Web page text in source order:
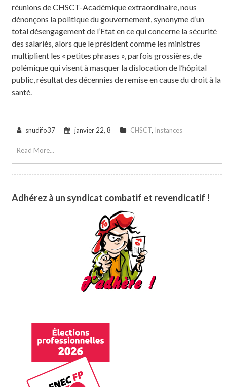
réunions de CHSCT-Académique extraordinaire, nous
dénonçons la politique du gouvernement, synonyme d’un
total désengagement de l’Etat en ce qui concerne la sécurité
des salariés, alors que le président comme les ministres
multiplient les « petites phrases », parfois grossières, de
polémique qui visent à masquer la dislocation de l’hôpital
public, résultat des décennies de remise en cause du droit à la
santé.
snudifo37 janvier 22, 8 CHSCT, Instances
Read More...
Adhérez à un syndicat combatif et revendicatif !